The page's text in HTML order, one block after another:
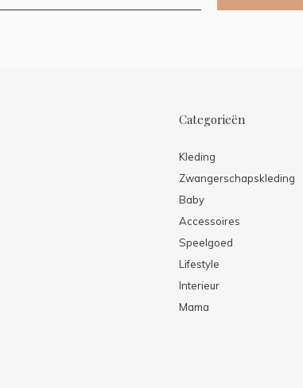
Categorieën
Kleding
Zwangerschapskleding
Baby
Accessoires
Speelgoed
Lifestyle
Interieur
Mama